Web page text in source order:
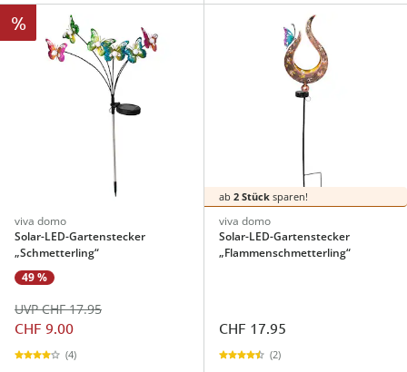
%
viva domo
Solar-LED-Gartenstecker
„Schmetterling“
49 %
CHF 9.00
UVP CHF 17.95
(4)
ab 2 Stücksparen!
viva domo
Solar-LED-Gartenstecker
„Flammenschmetterling“
CHF 17.95
(2)